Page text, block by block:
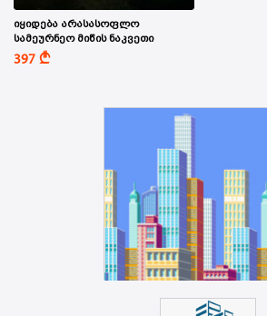
იყიდება არასასოფლო
სამეურნეო მიწის ნაკვეთი
397 A